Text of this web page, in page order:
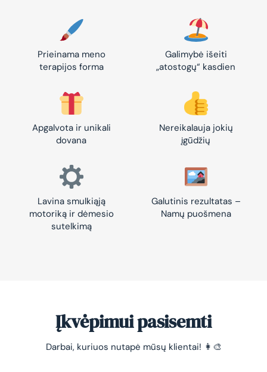
Prieinama meno
terapijos forma
Galimybė išeiti
„atostogų“ kasdien
Apgalvota ir unikali
dovana
Nereikalauja jokių
įgūdžių
Lavina smulkiąją
motoriką ir dėmesio
sutelkimą
Galutinis rezultatas –
Namų puošmena
Įkvėpimui pasisemti
Darbai, kuriuos nutapė mūsų klientai! 👩‍🎨